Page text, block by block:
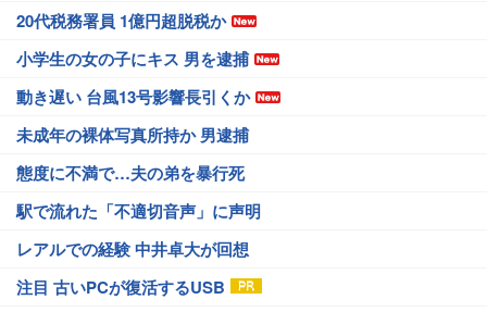
20代税務署員 1億円超脱税か
小学生の女の子にキス 男を逮捕
動き遅い 台風13号影響長引くか
未成年の裸体写真所持か 男逮捕
態度に不満で…夫の弟を暴行死
駅で流れた「不適切音声」に声明
レアルでの経験 中井卓大が回想
注目 古いPCが復活するUSB